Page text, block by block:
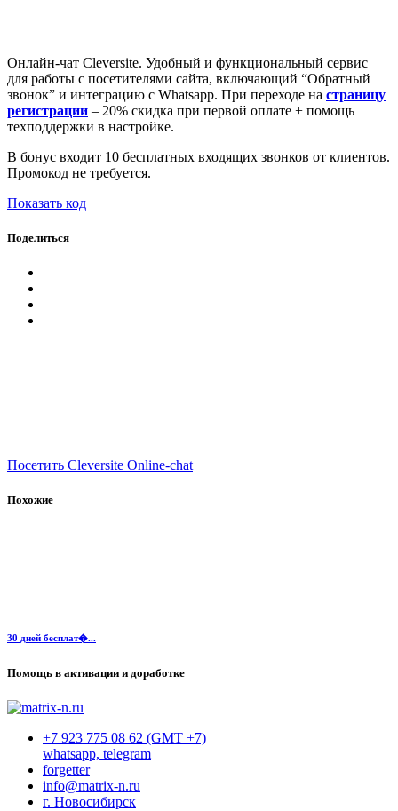
Онлайн-чат Cleversite. Удобный и функциональный сервис
для работы с посетителями сайта, включающий “Обратный
звонок” и интеграцию с Whatsapp. При переходе на страницу
регистрации – 20% скидка при первой оплате + помощь
техподдержки в настройке.
В бонус входит 10 бесплатных входящих звонков от клиентов.
Промокод не требуется.
Показать код
Поделиться
Посетить Cleversite Online-chat
Похожие
30 дней бесплат�...
Помощь в активации и доработке
+7 923 775 08 62 (GMT +7)
whatsapp, telegram
forgetter
info@matrix-n.ru
г. Новосибирск